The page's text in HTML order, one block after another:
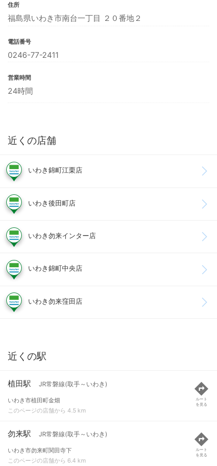
住所
福島県いわき市南台一丁目 ２０番地２
電話番号
0246-77-2411
営業時間
24時間
近くの店舗
いわき錦町江栗店
いわき後田町店
いわき勿来インター店
いわき錦町中央店
いわき勿来窪田店
近くの駅
植田駅 JR常磐線(取手～いわき)
いわき市植田町金畑
このページの店舗から 4.5 km
ルート
を見る
勿来駅 JR常磐線(取手～いわき)
いわき市勿来町関田寺下
このページの店舗から 6.4 km
ルート
を見る